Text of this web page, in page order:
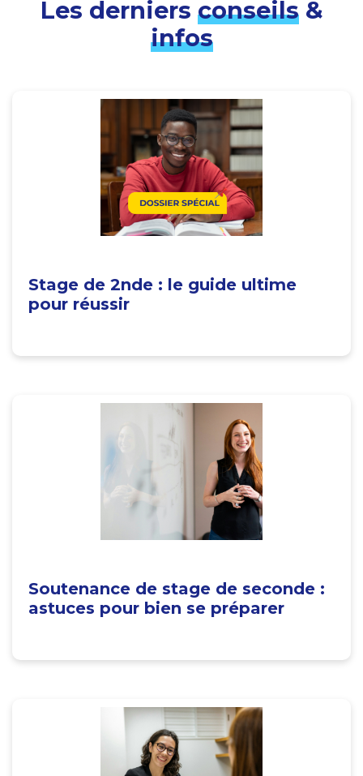
Les derniers conseils&
infos
Stage de 2nde : le guide ultime
pour réussir
Soutenance de stage de seconde :
astuces pour bien se préparer